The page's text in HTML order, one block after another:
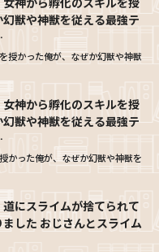
獣や神獣を従える最強テ
授かった俺が、なぜか幻獣や神獣
女神から孵化のスキルを授
獣や神獣を従える最強テ
かった俺が、なぜか幻獣や神獣を
道にスライムが捨てられて
した おじさんとスライム